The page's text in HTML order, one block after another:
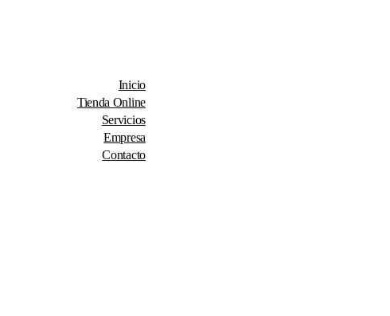
Inicio
Tienda Online
Servicios
Empresa
Contacto